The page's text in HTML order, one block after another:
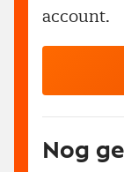
account.
Nog